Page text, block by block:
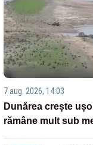
7 aug. 2026, 14:03
Dunărea crește
rămâne mult sub